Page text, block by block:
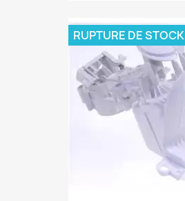
RUPTURE DE STOCK